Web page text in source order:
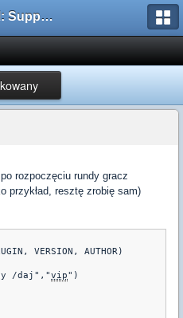
AMXX.pl: Support AMX Mod X i SourceMod
rozpoczęciu rundy gracz
przykład, resztę zrobię sam)
/daj","
vip")